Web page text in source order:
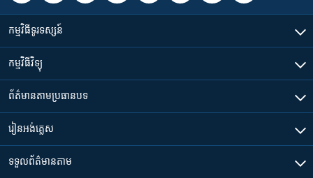
កម្មវិធី​ទូរទស្សន៍
កម្មវិធី​វិទ្យុ
ព័ត៌មាន​តាមប្រធានបទ​
រៀន​​អង់គ្លេស
ទទួល​ព័ត៌មាន​តាម